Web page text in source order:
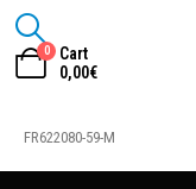
0
Cart
0,00€
FR622080-59-M